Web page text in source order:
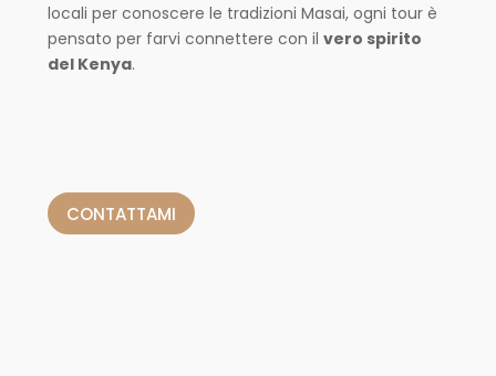
locali per conoscere le tradizioni Masai, ogni tour è
pensato per farvi connettere con il vero spirito
del Kenya.
CONTATTAMI